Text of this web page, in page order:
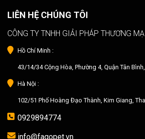
LIÊN HỆ CHÚNG TÔI
CÔNG TY TNHH GIẢI PHÁP THƯƠNG
Hồ Chí Minh :
43/14/34 Cộng Hòa, Phường 4, Quận Tân
Hà Nội :
102/51 Phố Hoàng Đạo Thành, Kim Giang,
0929894774
info@fagopet.vn